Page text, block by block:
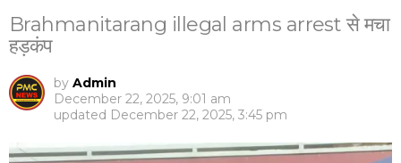
Brahmanitarang illegal arms arrest से मचा
हड़कंप
by Admin
December 22, 2025, 9:01 am
updated December 22, 2025, 3:45 pm